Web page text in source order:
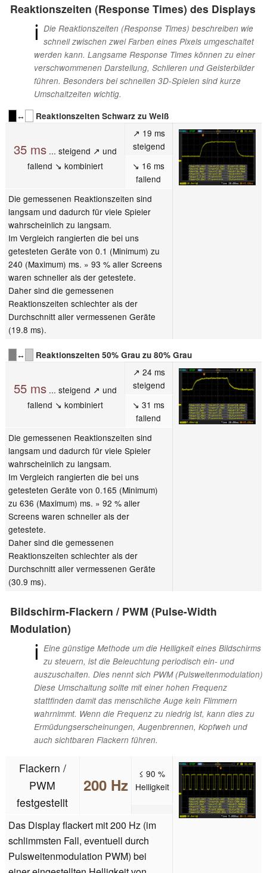
Reaktionszeiten (Response Times) des Displays
ℹ Die Reaktionszeiten (Response Times) beschreiben wie
schnell zwischen zwei Farben eines Pixels umgeschaltet
werden kann. Langsame Response Times können zu einer
verschwommenen Darstellung, Schlieren und Geisterbilder
führen. Besonders bei schnellen 3D-Spielen sind kurze
Umschaltzeiten wichtig.
↔
Reaktionszeiten Schwarz zu Weiß
35 ms... steigend ↗ und
fallend ↘ kombiniert
↗ 19 ms
steigend
↘ 16 ms
fallend
Die gemessenen Reaktionszeiten sind
langsam und dadurch für viele Spieler
wahrscheinlich zu langsam.
Im Vergleich rangierten die bei uns
getesteten Geräte von 0.1 (Minimum) zu
240 (Maximum) ms. » 93 % aller Screens
waren schneller als der getestete.
Daher sind die gemessenen
Reaktionszeiten schlechter als der
Durchschnitt aller vermessenen Geräte
(19.8 ms).
↔ Reaktionszeiten 50% Grau zu 80% Grau
55 ms... steigend ↗ und
fallend ↘ kombiniert
↗ 24 ms
steigend
↘ 31 ms
fallend
Die gemessenen Reaktionszeiten sind
langsam und dadurch für viele Spieler
wahrscheinlich zu langsam.
Im Vergleich rangierten die bei uns
getesteten Geräte von 0.165 (Minimum)
zu 636 (Maximum) ms. » 92 % aller
Screens waren schneller als der
getestete.
Daher sind die gemessenen
Reaktionszeiten schlechter als der
Durchschnitt aller vermessenen Geräte
(30.9 ms).
Bildschirm-Flackern / PWM (Pulse-Width
Modulation)
ℹ Eine günstige Methode um die Helligkeit eines Bildschirms
zu steuern, ist die Beleuchtung periodisch ein- und
auszuschalten. Dies nennt sich PWM (Pulsweitenmodulation)
Diese Umschaltung sollte mit einer hohen Frequenz
stattfinden damit das menschliche Auge kein Flimmern
wahrnimmt. Wenn die Frequenz zu niedrig ist, kann dies zu
Ermüdungserscheinungen, Augenbrennen, Kopfweh und
auch sichtbaren Flackern führen.
Flackern /
PWM
festgestellt
200 Hz
≤ 90 %
Helligkeit
Das Display flackert mit 200 Hz (im
schlimmsten Fall, eventuell durch
Pulsweitenmodulation PWM) bei